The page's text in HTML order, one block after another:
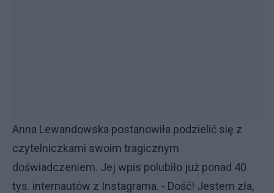
Anna Lewandowska postanowiła podzielić się z
czytelniczkami swoim tragicznym
doświadczeniem. Jej wpis polubiło już ponad 40
tys. internautów z Instagrama. - Dość! Jestem zła,